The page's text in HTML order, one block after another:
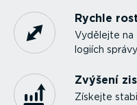
Rychle
Vydělejte
lo­giích
Zvýšení
Získejte